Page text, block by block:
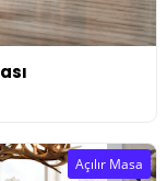
Açılır Masa